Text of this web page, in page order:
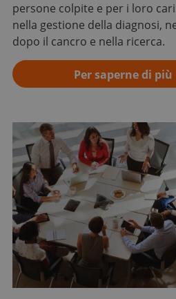
persone colpite e per i loro
nella gestione della diagnosi,
dopo il cancro e nella ricerca.
Per saperne di più